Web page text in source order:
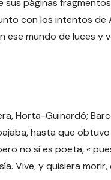
con los intentos de
mundo de luces y
Horta-Guinardó;
hasta que
no si es poeta, «
Vive, y quisiera